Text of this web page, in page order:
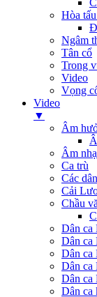
Hòa
Ngâm
Tân cổ
Trong
Video
Vọng
Video
▼
Âm
Âm
Ca trù
Các
Cải
Chầu
Dân ca
Dân ca
Dân ca
Dân ca
Dân ca
Dân ca